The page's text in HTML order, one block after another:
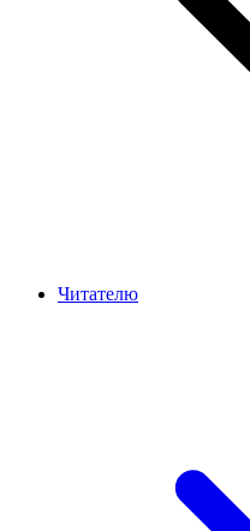
Читателю